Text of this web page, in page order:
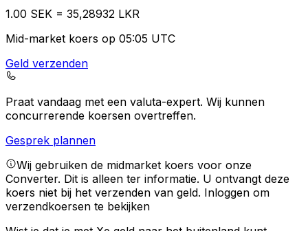
1.00 SEK = 35,28932 LKR
Mid-market koers op 05:05 UTC
Geld verzenden
Praat vandaag met een valuta-expert. Wij kunnen
concurrerende koersen overtreffen.
Gesprek plannen
Wij gebruiken de midmarket koers voor onze
Converter. Dit is alleen ter informatie. U ontvangt deze
koers niet bij het verzenden van geld. Inloggen om
verzendkoersen te bekijken